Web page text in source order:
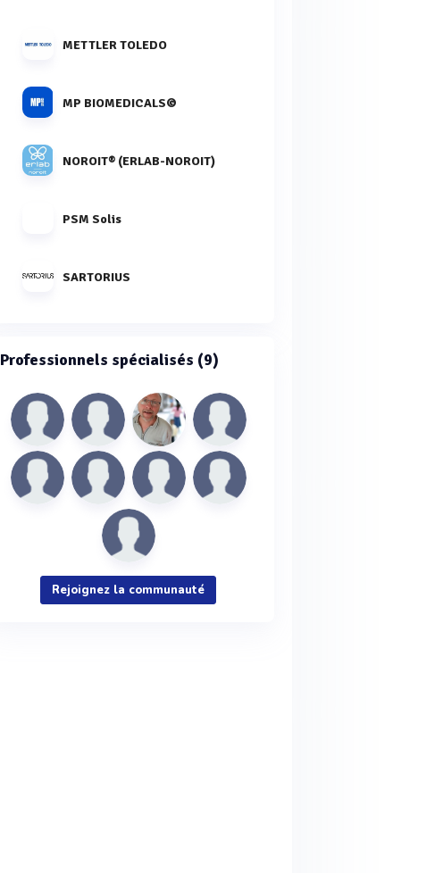
METTLER TOLEDO
MP BIOMEDICALS©
NOROIT® (ERLAB-NOROIT)
PSM Solis
SARTORIUS
Professionnels spécialisés (9)
Rejoignez la communauté